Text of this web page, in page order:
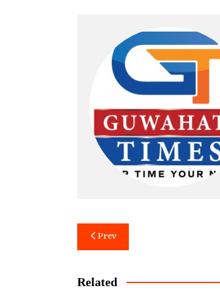
Post
navigation
Prev
Related